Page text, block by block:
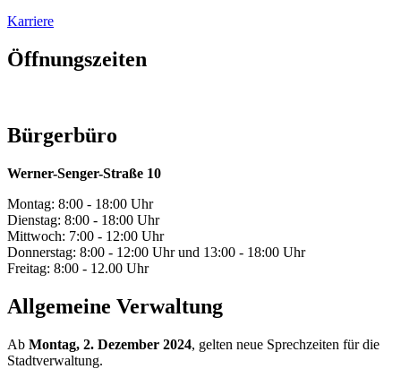
Karriere
Öffnungszeiten
Bürgerbüro
Werner-Senger-Straße 10
Montag: 8:00 - 18:00 Uhr
Dienstag: 8:00 - 18:00 Uhr
Mittwoch: 7:00 - 12:00 Uhr
Donnerstag: 8:00 - 12:00 Uhr und 13:00 - 18:00 Uhr
Freitag: 8:00 - 12.00 Uhr
Allgemeine Verwaltung
Ab Montag, 2. Dezember 2024, gelten neue Sprechzeiten für die
Stadtverwaltung.